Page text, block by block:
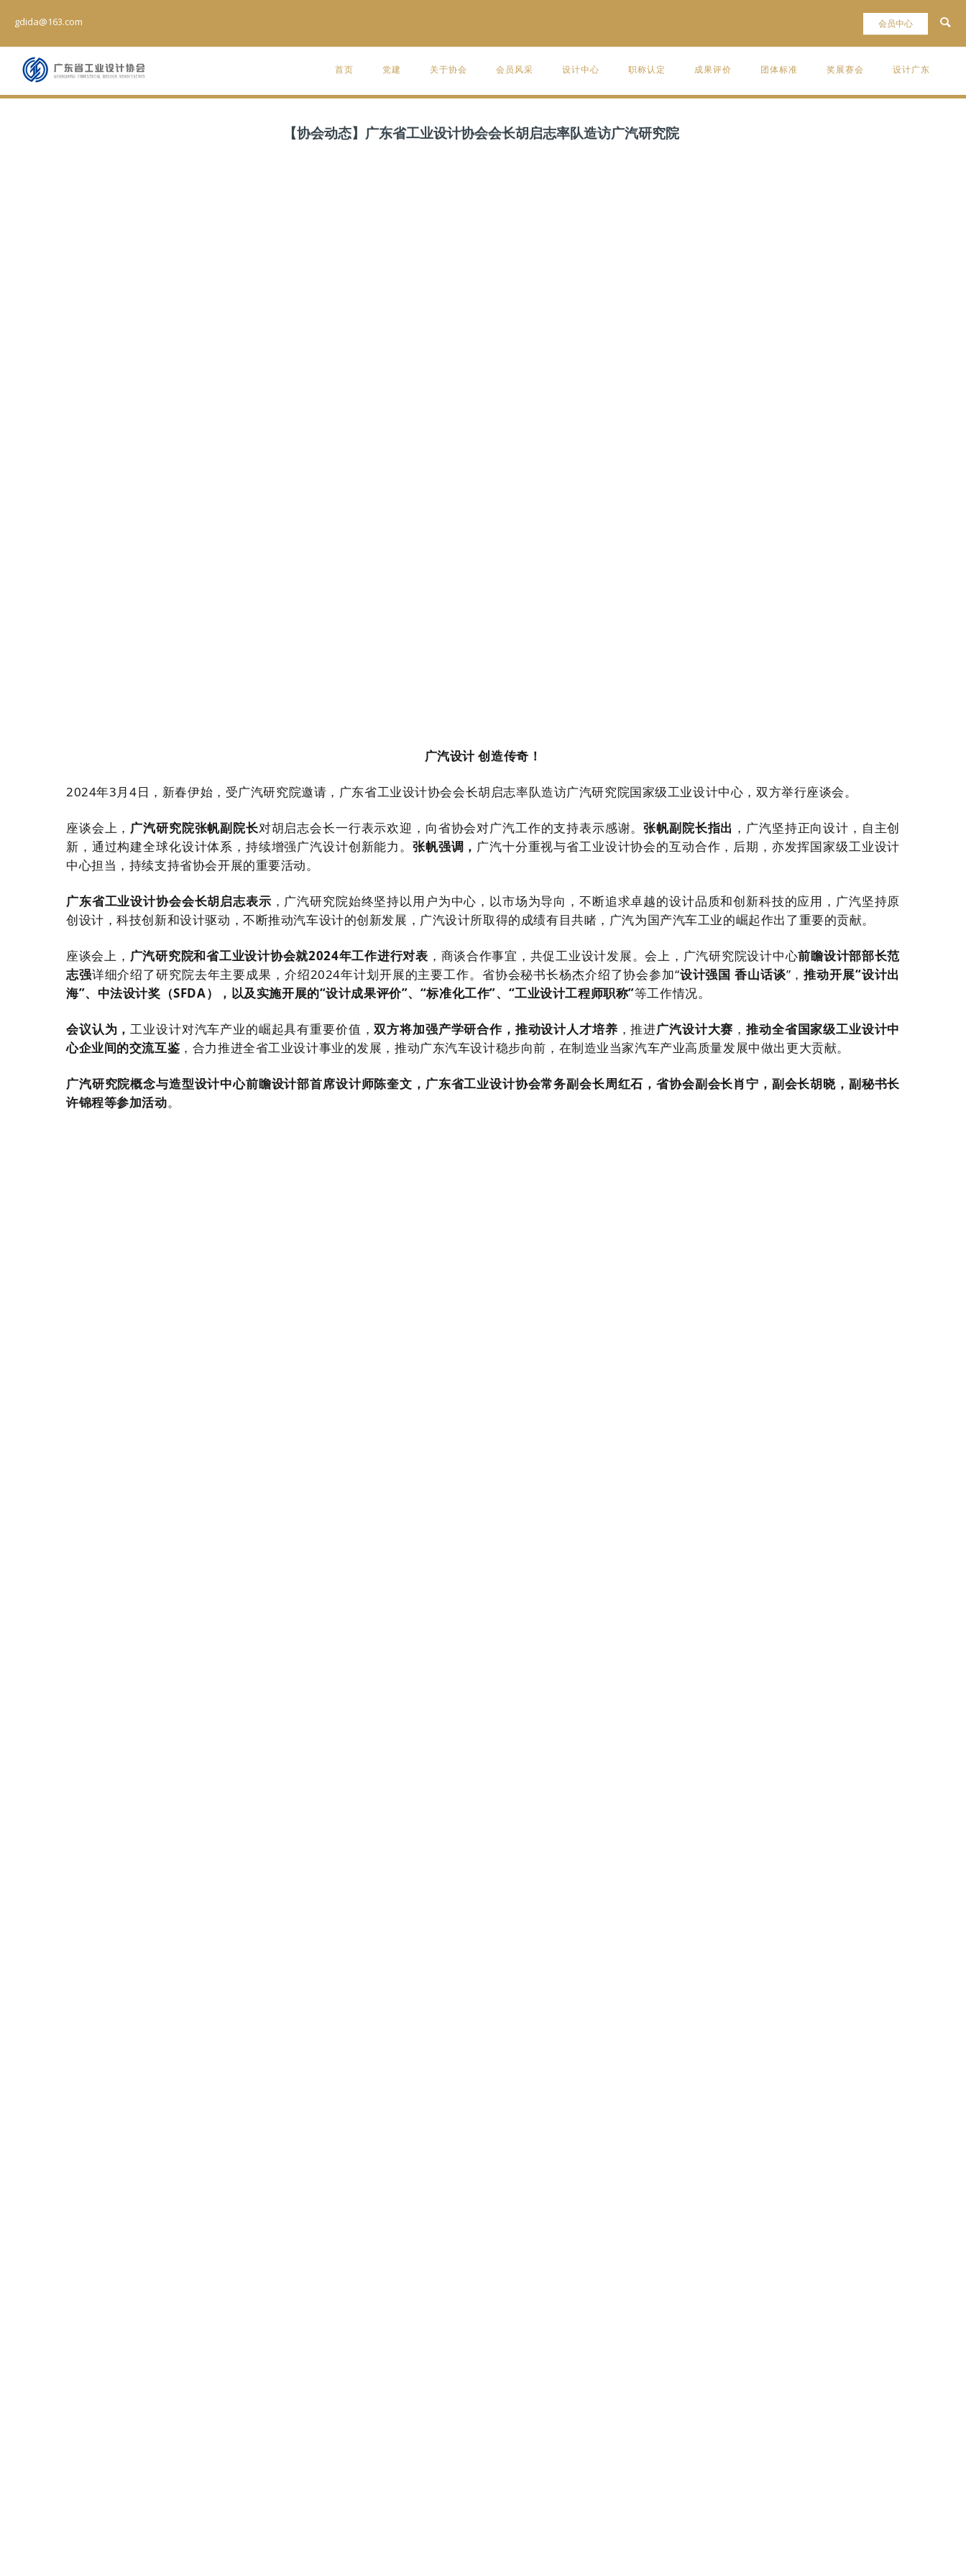
gdida@163.com
首页 党建 关于协会 会员风采 设计中心 职称认定 成果评价 团体标准 奖展赛会 设计广东
【协会动态】广东省工业设计协会会长胡启志率队造访广汽研究院
广汽设计 创造传奇！
2024年3月4日，新春伊始，受广汽研究院邀请，广东省工业设计协会会长胡启志率队造访广汽研究院国家级工业设计中心，双方举行座谈会。
座谈会上， 广汽研究院张帆副院长对胡启志会长一行表示欢迎，向省协会对广汽工作的支持表示感谢。张帆副院长指出 ，广汽坚持正向设计，自主创
新，通过构建全球化设计体系，持续增强广汽设计创新能力。 张帆强调， 广汽十分重视与省工业设计协会的互动合作，后期，亦发挥国家级工业设计
中心担当，持续支持省协会开展的重要活动。
广东省工业设计协会会长胡启志表示 ， 广汽研究院始终坚持以用户为中心， 以市场为导向，不断追求卓越的设计品质和创新科技的应用，广汽坚持原
创设计，科技创新和设计驱动，不断推动汽车设计的创新发展， 广汽设计所取得的成绩有目共睹，广汽为国产汽车工业的崛起作出了重要的贡献。
座谈会上， 广汽研究院和省工业设计协会就2024年工作进行对表 ，商谈合作事宜，共促工业设计发展。会上，广汽研究院设计中心前瞻设计部部长范
志强详细介绍了研究院去年主要成果，介绍2024年计划开展的主要工作。 省协会秘书长杨杰介绍了协会参加“设计强国 香山话谈”，推动开展“设计出
海”、中法设计奖（SFDA），以及实施开展的“设计成果评价”、“标准化工作”、“工业设计工程师职称”等工作情况。
会议认为，工业设计对汽车产业的崛起具有重要价值，双方将加强产学研合作，推动设计人才培养 ，推进广汽设计大赛 ，推动全省国家级工业设计中
心企业间的交流互鉴 ，合力推进全省工业设计事业的发展，推动广东汽车设计稳步向前，在制造业当家汽车产业高质量发展中做出更大贡献。
广汽研究院概念与造型设计中心前瞻设计部首席设计师陈奎文，广东省工业设计协会常务副会长周红石，省协会副会长肖宁，副会长胡晓，副秘书长
许锦程等参加活动。